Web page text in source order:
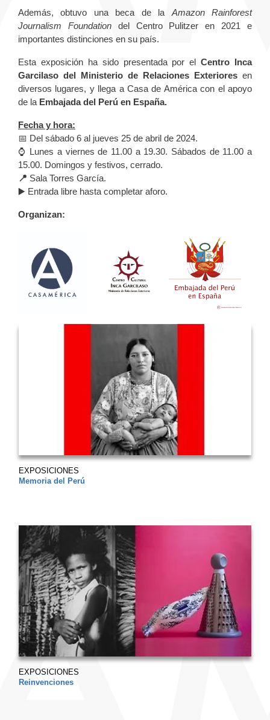
Además, obtuvo una beca de la Amazon Rainforest
Journalism Foundationdel Centro Pulitzer en 2021 e
importantes distinciones en su país.
Esta exposición ha sido presentada por elCentro Inca
Garcilaso del Ministerio de Relaciones Exteriores en
diversos lugares, y llega a Casa de América con el apoyo
de la Embajada del Perú en España.
Fecha y hora:
📅 Del sábado 6 al jueves 25 de abril de 2024.
⌚ Lunes a viernes de 11.00 a 19.30. Sábados de 11.00 a
15.00. Domingos y festivos, cerrado.
📍 Sala Torres García.
▶️ Entrada libre hasta completar aforo.
Organizan:
EXPOSICIONES
Memoria del Perú
EXPOSICIONES
Reinvenciones